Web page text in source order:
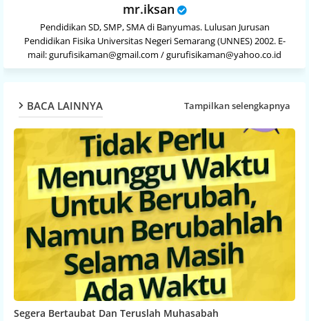
mr.iksan
Pendidikan SD, SMP, SMA di Banyumas. Lulusan Jurusan
Pendidikan Fisika Universitas Negeri Semarang (UNNES) 2002. E-
mail: gurufisikaman@gmail.com / gurufisikaman@yahoo.co.id
BACA LAINNYA Tampilkan selengkapnya
Segera Bertaubat Dan Teruslah Muhasabah